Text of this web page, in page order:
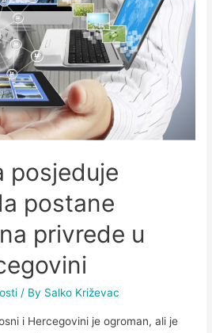
posjeduje
postane
privrede u
/ By Salko Križevac
i Hercegovini je ogroman, ali je